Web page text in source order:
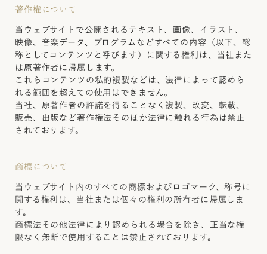
著作権について
当ウェブサイトで公開されるテキスト、画像、イラスト、
映像、音楽データ、プログラムなどすべての内容（以下、総
称としてコンテンツと呼びます）に関する権利は、当社また
は原著作者に帰属します。
これらコンテンツの私的複製などは、法律によって認めら
れる範囲を超えての使用はできません。
当社、原著作者の許諾を得ることなく複製、改変、転載、
販売、出版など著作権法そのほか法律に触れる行為は禁止
されております。
商標について
当ウェブサイト内のすべての商標およびロゴマーク、称号に
関する権利は、当社または個々の権利の所有者に帰属しま
す。
商標法その他法律により認められる場合を除き、正当な権
限なく無断で使用することは禁止されております。